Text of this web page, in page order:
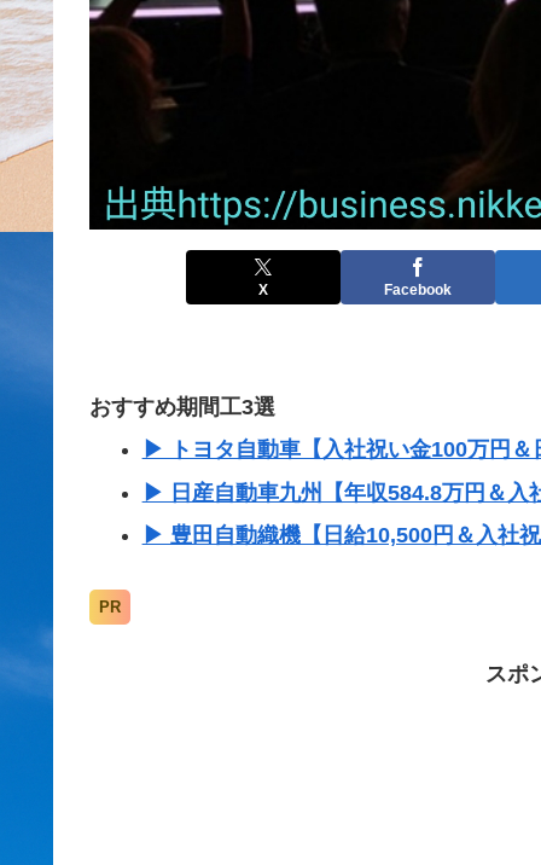
X Facebook
おすすめ期間工3選
▶ トヨタ自動車【入社祝い金100万円
▶ 日産自動車九州【年収584.8万円＆入
▶ 豊田自動織機【日給10,500円＆入社
PR
スポ